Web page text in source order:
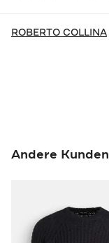
ROBERTO COLLINA
Andere